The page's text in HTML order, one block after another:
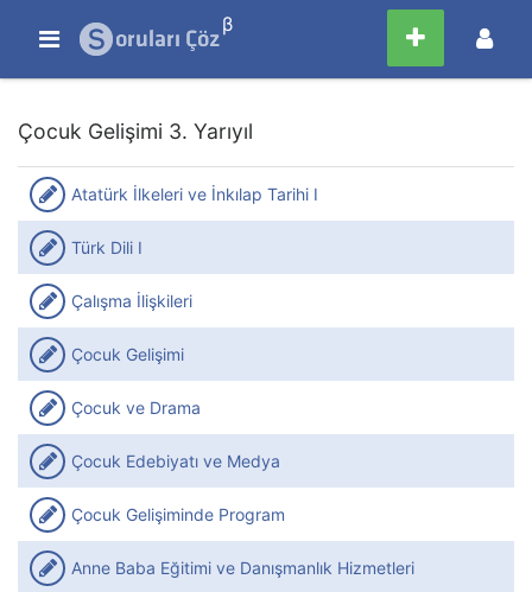
β
Çocuk Gelişimi 3. Yarıyıl
Atatürk İlkeleri ve İnkılap Tarihi I
Türk Dili I
Çalışma İlişkileri
Çocuk Gelişimi
Çocuk ve Drama
Çocuk Edebiyatı ve Medya
Çocuk Gelişiminde Program
Anne Baba Eğitimi ve Danışmanlık Hizmetleri